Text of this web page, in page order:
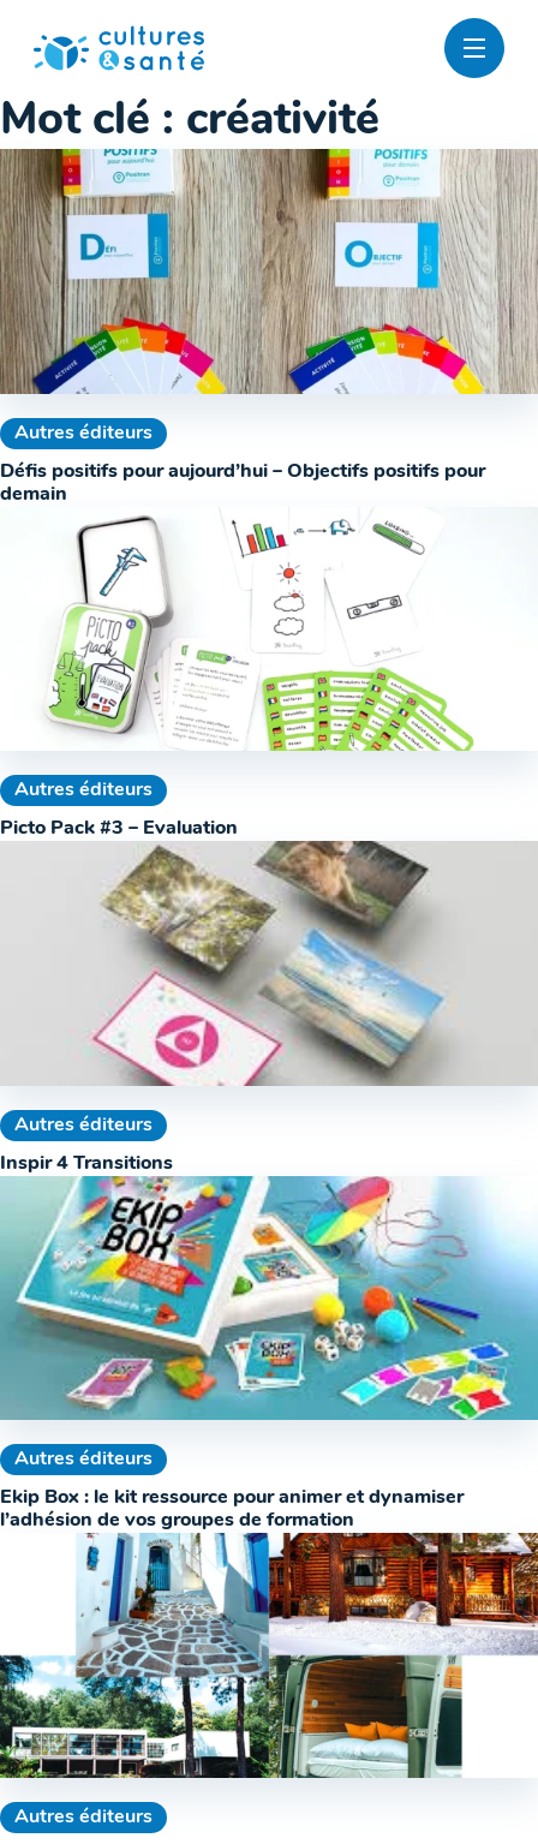
contenu
Mot clé : créativité
Autres éditeurs
Défis positifs pour aujourd’hui – Objectifs positifs pour
demain
Autres éditeurs
Picto Pack #3 – Evaluation
Autres éditeurs
Inspir 4 Transitions
Autres éditeurs
Ekip Box : le kit ressource pour animer et dynamiser
l’adhésion de vos groupes de formation
Autres éditeurs